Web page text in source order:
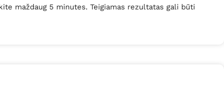
maždaug 5 minutes. Teigiamas rezultatas gali būti